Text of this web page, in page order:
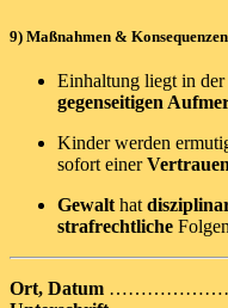
9) Maßnahmen & Konsequenzen
Einhaltung liegt in der
gegenseitigen
Kinder werden
sofort einer
Gewalt hat
strafrechtliche
Ort, Datum